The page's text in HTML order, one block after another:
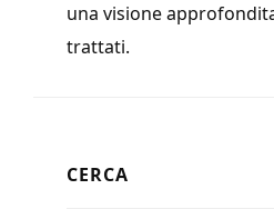
una visione
trattati.
Primary
CERCA